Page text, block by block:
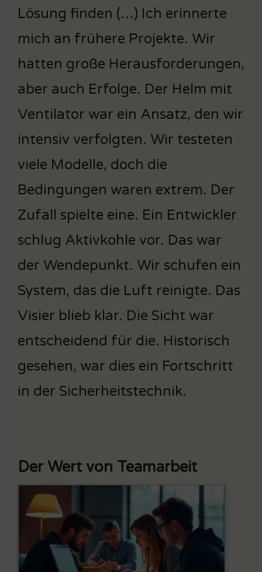
Lösung finden (…) Ich erinnerte
mich an frühere Projekte. Wir
hatten große Herausforderungen,
aber auch Erfolge. Der Helm mit
Ventilator war ein Ansatz, den wir
intensiv verfolgten. Wir testeten
viele Modelle, doch die
Bedingungen waren extrem. Der
Zufall spielte eine. Ein Entwickler
schlug Aktivkohle vor. Das war
der Wendepunkt. Wir schufen ein
System, das die Luft reinigte. Das
Visier blieb klar. Die Sicht war
entscheidend für die. Historisch
gesehen, war dies ein Fortschritt
in der Sicherheitstechnik.
Der Wert von Teamarbeit